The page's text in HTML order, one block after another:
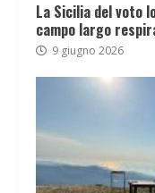
La Sicilia del voto
campo largo
9 giugno 2026